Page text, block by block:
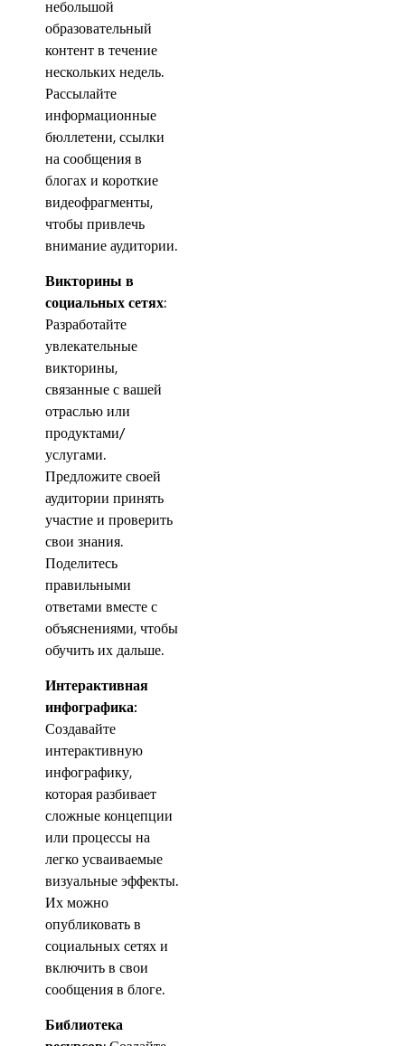
небольшой
образовательный
контент в течение
нескольких недель.
Рассылайте
информационные
бюллетени, ссылки
на сообщения в
блогах и короткие
видеофрагменты,
чтобы привлечь
внимание аудитории.
Викторины в
социальных сетях:
Разработайте
увлекательные
викторины,
связанные с вашей
отраслью или
продуктами/
услугами.
Предложите своей
аудитории принять
участие и проверить
свои знания.
Поделитесь
правильными
ответами вместе с
объяснениями, чтобы
обучить их дальше.
Интерактивная
инфографика:
Создавайте
интерактивную
инфографику,
которая разбивает
сложные концепции
или процессы на
легко усваиваемые
визуальные эффекты.
Их можно
опубликовать в
социальных сетях и
включить в свои
сообщения в блоге.
Библиотека